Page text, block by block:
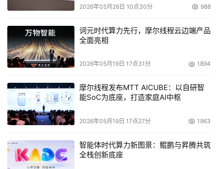
供了更深层次的数据管理能力。随着技术的不断发展，我们
直播回放请关注微信视频号：DOIT传媒
峰会预告：
日，由上海市计算机学会指导，DOIT传媒主办，算力豹、
百易存储研究院、CXL技术应用俱乐部、上海市计算机学会
存储技术专委会、上海交通大学计算机系支持的2025人工
华山论道，全力推动我国人工智能基础设施建设与产业发
展，敬请期待👉🏻活动详情https://cif.doit.com.cn/#/home
2026年05月26日 10点30分 988
词元时代算力先行，摩尔线程云边端产品
全面亮相
2026年05月19日 17点31分 1894
摩尔线程发布MTT AICUBE：以自研智
能SoC为底座，打造家庭AI中枢
2026年05月19日 17点27分 1963
智能体时代算力新图景：鲲鹏与昇腾共筑
全栈创新底座